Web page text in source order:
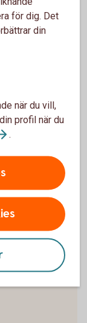
än 5
för dig. Det
din
när du vill,
profil när du
.